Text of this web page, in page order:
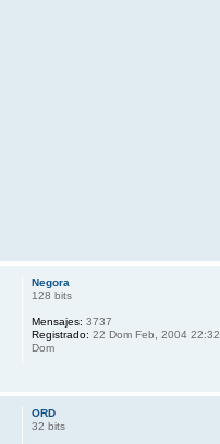
Negora
128 bits
Mensajes: 3737
Registrado: 22 Dom Feb, 2004 22:32
Dom
ORD
32 bits